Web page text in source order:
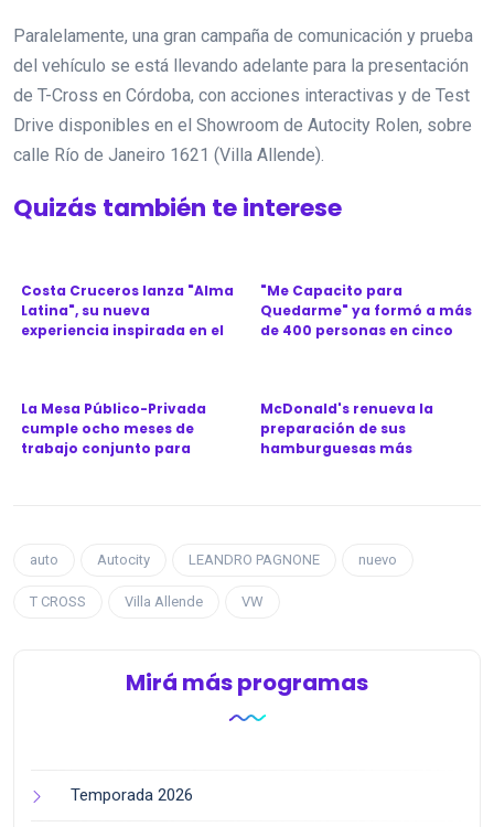
Paralelamente, una gran campaña de comunicación y prueba
del vehículo se está llevando adelante para la presentación
de T-Cross en Córdoba, con acciones interactivas y de Test
Drive disponibles en el Showroom de Autocity Rolen, sobre
calle Río de Janeiro 1621 (Villa Allende).
Quizás también te interese
Costa Cruceros lanza "Alma
Latina", su nueva
experiencia inspirada en el
"Me Capacito para
Quedarme" ya formó a más
de 400 personas en cinco
La Mesa Público-Privada
cumple ocho meses de
trabajo conjunto para
McDonald's renueva la
preparación de sus
hamburguesas más
auto Autocity LEANDRO PAGNONE nuevo
T CROSS Villa Allende VW
Mirá más programas
Temporada 2026